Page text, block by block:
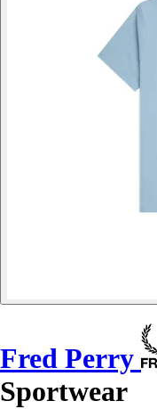
Fred Perry
Sportwear